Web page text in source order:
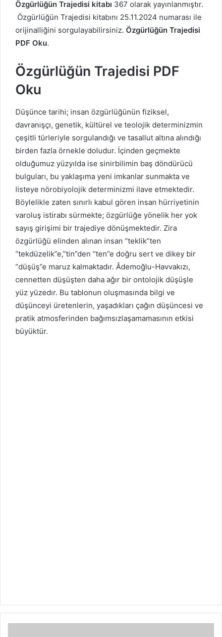
Özgürlüğün Trajedisi kitabı 367 olarak yayınlanmıştır.
Özgürlüğün Trajedisi kitabını 25.11.2024 numarası ile
orijinalliğini sorgulayabilirsiniz. Özgürlüğün Trajedisi
PDF Oku.
Özgürlüğün Trajedisi PDF
Oku
Düşünce tarihi; insan özgürlüğünün fiziksel,
davranışçı, genetik, kültürel ve teolojik determinizmin
çeşitli türleriyle sorgulandığı ve tasallut altına alındığı
birden fazla örnekle doludur. İçinden geçmekte
olduğumuz yüzyılda ise sinirbilimin baş döndürücü
bulguları, bu yaklaşıma yeni imkanlar sunmakta ve
listeye nörobiyolojik determinizmi ilave etmektedir.
Böylelikle zaten sınırlı kabul gören insan hürriyetinin
varoluş istirabı sürmekte; özgürlüğe yönelik her yok
sayış girişimi bir trajediye dönüşmektedir. Zira
özgürlüğü elinden alınan insan “teklik”ten
“tekdüzelik”e,”tin”den “ten”e doğru sert ve dikey bir
“düşüş”e maruz kalmaktadır. Âdemoğlu-Havvakızı,
cennetten düşüşten daha ağır bir ontolojik düşüşle
yüz yüzedır. Bu tablonun oluşmasında bilgi ve
düşünceyi üretenlerin, yaşadıkları çağın düşüncesi ve
pratik atmosferinden bağımsızlaşamamasının etkisi
büyüktür.